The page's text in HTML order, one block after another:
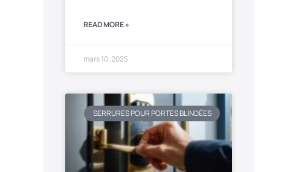
READ MORE »
mars 10, 2025
SERRURES POUR PORTES BLINDÉES